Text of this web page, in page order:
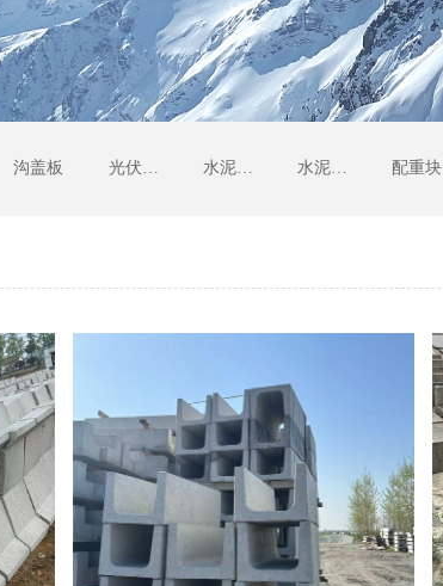
沟盖板 光伏发电墩 水泥管检查井 水泥楼板 配重块